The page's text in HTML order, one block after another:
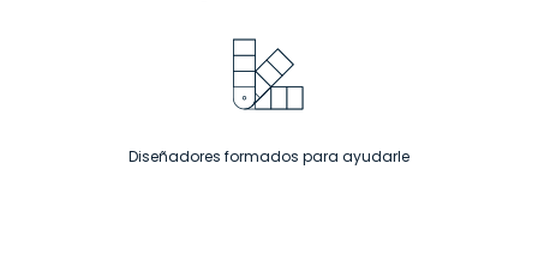
Diseñadores formados para ayudarle